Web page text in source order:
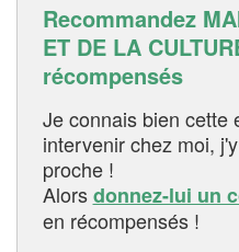
Recommandez
ET DE LA
récompensés
Je connais bien cette
intervenir chez moi,
proche !
Alorsdonnez-lui un
en récompensés !